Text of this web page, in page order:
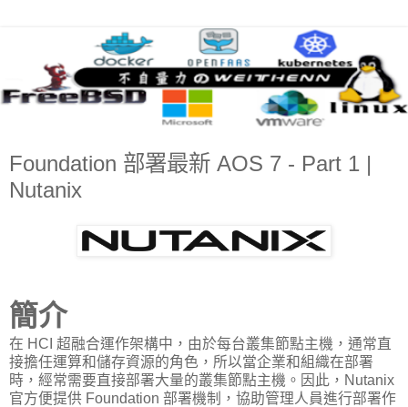
Foundation 部署最新 AOS 7 - Part 1 |
Nutanix
簡介
在 HCI 超融合運作架構中，由於每台叢集節點主機，通常直
接擔任運算和儲存資源的角色，所以當企業和組織在部署
時，經常需要直接部署大量的叢集節點主機。因此，Nutanix
官方便提供 Foundation 部署機制，協助管理人員進行部署作